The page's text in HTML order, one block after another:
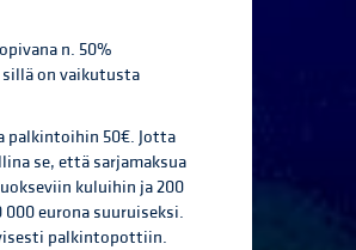
n. 50%
on vaikutusta
palkintoihin 50€. Jotta
se, että sarjamaksua
kuluihin ja 200
eurona suuruiseksi.
palkintopottiin.